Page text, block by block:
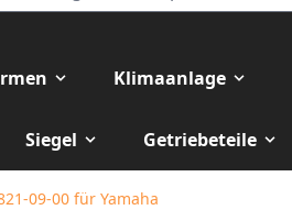
Klimaanlage
Siegel Getriebeteile
09-00 für Yamaha